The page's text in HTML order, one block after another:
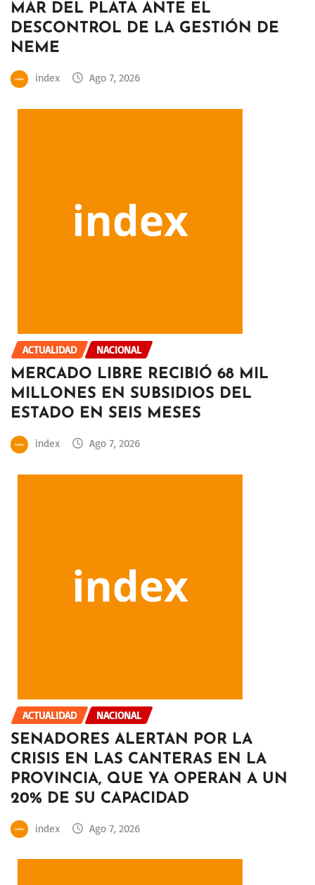
MAR DEL PLATA ANTE EL
DESCONTROL DE LA GESTIÓN DE
NEME
index Ago 7, 2026
ACTUALIDAD NACIONAL
MERCADO LIBRE RECIBIÓ 68 MIL
MILLONES EN SUBSIDIOS DEL
ESTADO EN SEIS MESES
index Ago 7, 2026
ACTUALIDAD NACIONAL
SENADORES ALERTAN POR LA
CRISIS EN LAS CANTERAS EN LA
PROVINCIA, QUE YA OPERAN A UN
20% DE SU CAPACIDAD
index Ago 7, 2026